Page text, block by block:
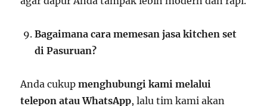
Bagaimana cara memesan jasa kitchen set
di Pasuruan?
Anda cukupmenghubungi kami melalui
telepon atau WhatsApp, lalu tim kami akan